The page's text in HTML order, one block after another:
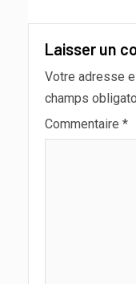
Laisser un
Votre adresse
champs
Commentaire *